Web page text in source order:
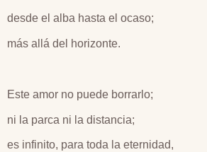
desde el alba hasta el ocaso;
más allá del horizonte.
Este amor no puede borrarlo;
ni la parca ni la distancia;
es infinito, para toda la eternidad,